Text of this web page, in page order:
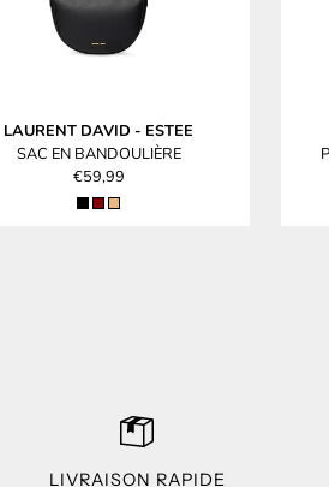
LAURENT DAVID - ESTEE
SAC EN BANDOULIÈRE
€59,99
LIVRAISON RAPIDE